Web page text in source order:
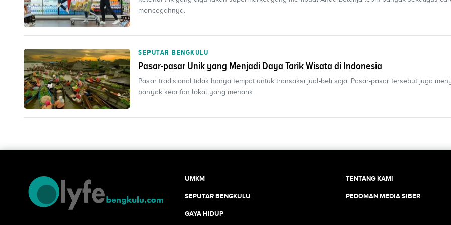
mencegahnya.
SEPUTAR BENGKULU
Pasar-pasar Unik yang Menjadi Daya Tarik Wisata di Indonesia
Pasar tradisional tidak hanya tempat untuk transaksi jual-beli saja. Pasar-pasar tersebut juga
banyak kearifan lokal yang menarik.
UMKM
SEPUTAR BENGKULU
GAYA HIDUP
TENTANG KAMI
PEDOMAN MEDIA SIBER